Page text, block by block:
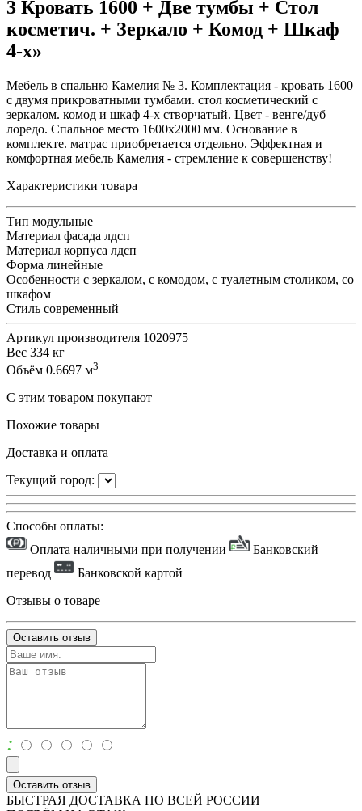
3 Кровать 1600 + Две тумбы + Стол
косметич. + Зеркало + Комод + Шкаф
4-х»
Мебель в спальню Камелия № 3. Комплектация - кровать 1600
с двумя прикроватными тумбами. стол косметический с
зеркалом. комод и шкаф 4-х створчатый. Цвет - венге/дуб
лоредо. Спальное место 1600х2000 мм. Основание в
комплекте. матрас приобретается отдельно. Эффектная и
комфортная мебель Камелия - стремление к совершенству!
Характеристики товара
Тип модульные
Материал фасада лдсп
Материал корпуса лдсп
Форма линейные
Особенности с зеркалом, с комодом, с туалетным столиком, со
шкафом
Стиль современный
Артикул производителя 1020975
Вес 334 кг
Объём 0.6697 м3
С этим товаром покупают
Похожие товары
Доставка и оплата
Текущий город:
Способы оплаты:
Оплата наличными при получении
Банковский
перевод
Банковской картой
Отзывы о товаре
Оставить отзыв
:
Оставить отзыв
БЫСТРАЯ ДОСТАВКА ПО ВСЕЙ РОССИИ